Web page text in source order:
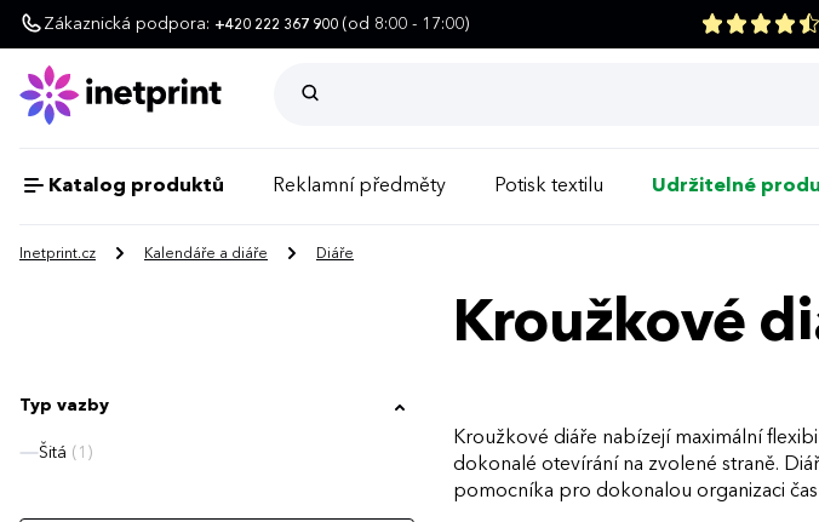
Zákaznická podpora: +420 222 367 900 (od 8:00 - 17:00)
Katalog produktů Reklamní předměty Potisk textilu Udržitelné
Inetprint.cz Kalendáře a diáře Diáře
Typ vazby
Šitá (1)
Kroužkové
Kroužkové diáře nabízejí maximální
dokonalé otevírání na zvolené straně.
pomocníka pro dokonalou organizaci